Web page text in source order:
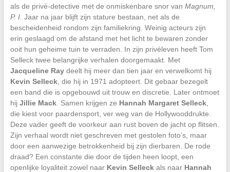
als de privé-detective met de onmiskenbare snor van Magnum,
P. I. Jaar na jaar blijft zijn stature bestaan, net als de
bescheidenheid rondom zijn familiekring. Weinig acteurs zijn
erin geslaagd om de afstand met het licht te bewaren zonder
ooit hun geheime tuin te verraden. In zijn privéleven heeft Tom
Selleck twee belangrijke verhalen doorgemaakt. Met
Jacqueline Raydeelt hij meer dan tien jaar en verwelkomt hij
Kevin Selleck, die hij in 1971 adopteert. Dit gebaar bezegelt
een band die is opgebouwd uit trouw en discretie. Later ontmoet
hij Jillie Mack. Samen krijgen ze Hannah Margaret Selleck,
die kiest voor paardensport, ver weg van de Hollywooddrukte.
Deze vader geeft de voorkeur aan rust boven de jacht op flitsen.
Zijn verhaal wordt niet geschreven met gestolen foto’s, maar
door een aanwezige betrokkenheid bij zijn dierbaren. De rode
draad? Een constante die door de tijden heen loopt, een
openlijke loyaliteit zowel naar Kevin Selleckals naar Hannah